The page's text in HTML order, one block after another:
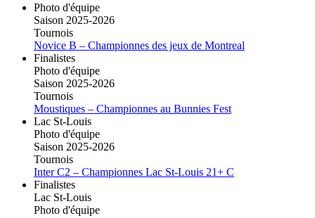
Photo d'équipe
Saison 2025-2026
Tournois
Novice B – Championnes des jeux de Montreal
Finalistes
Photo d'équipe
Saison 2025-2026
Tournois
Moustiques – Championnes au Bunnies Fest
Lac St-Louis
Photo d'équipe
Saison 2025-2026
Tournois
Inter C2 – Championnes Lac St-Louis 21+ C
Finalistes
Lac St-Louis
Photo d'équipe